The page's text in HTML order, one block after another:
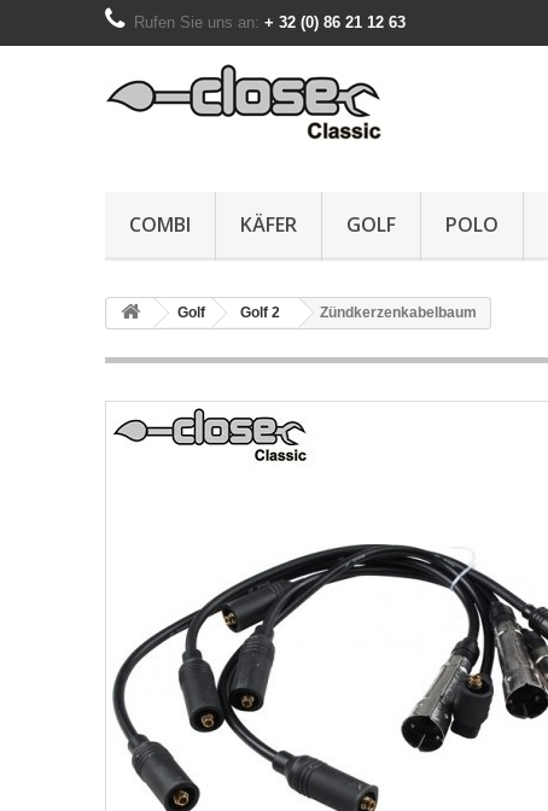
Rufen Sie uns an: + 32 (0) 86 21 12 63
COMBI KÄFER GOLF POLO
Golf Golf 2 Zündkerzenkabelbaum